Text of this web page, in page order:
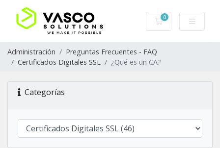
0
Carro de Pedidos
Administración
Preguntas Frecuentes - FAQ
Certificados Digitales SSL
¿Qué es un CA?
Categorías